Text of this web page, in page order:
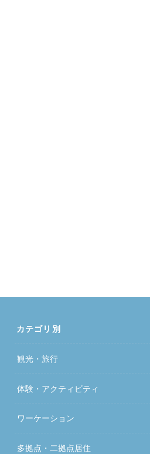
カテゴリ別
観光・旅行
体験・アクティビティ
ワーケーション
多拠点・二拠点居住